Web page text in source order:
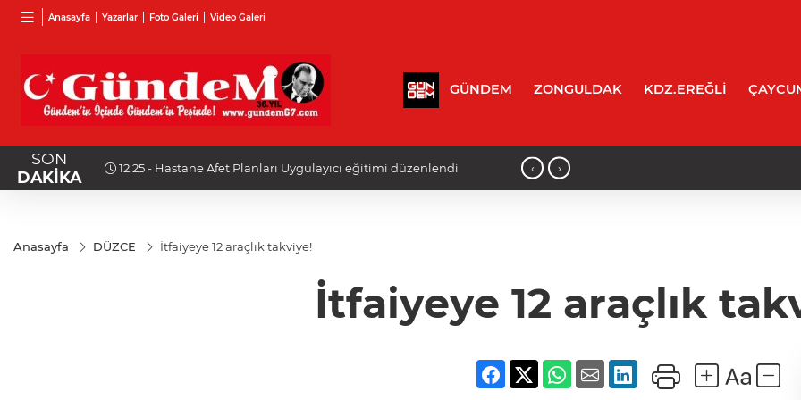
Anasayfa Yazarlar Foto Galeri Video Galeri
GÜNDEM ZONGULDAK KDZ.EREĞLİ
SON
DAKİKA
12:25 - Hastane Afet Planları Uygulayıcı eğitimi düzenlendi 11:35 - ALAPLI’DA GAZETECİLİK
‹ ›
Anasayfa DÜZCE İtfaiyeye 12 araçlık takviye!
İtfaiyeye 12 araçlık